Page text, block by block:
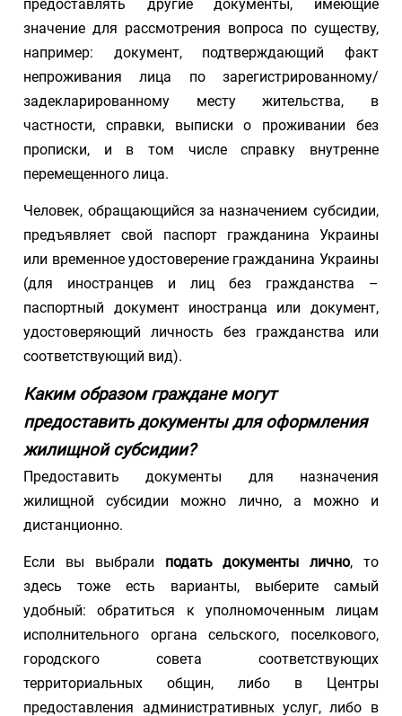
предоставлять другие документы, имеющие
значение для рассмотрения вопроса по существу,
например: документ, подтверждающий факт
непроживания лица по зарегистрированному/
задекларированному месту жительства, в
частности, справки, выписки о проживании без
прописки, и в том числе справку внутренне
перемещенного лица.
Человек, обращающийся за назначением субсидии,
предъявляет свой паспорт гражданина Украины
или временное удостоверение гражданина Украины
(для иностранцев и лиц без гражданства –
паспортный документ иностранца или документ,
удостоверяющий личность без гражданства или
соответствующий вид).
Каким образом граждане могут
предоставить документы для оформления
жилищной субсидии?
Предоставить документы для назначения
жилищной субсидии можно лично, а можно и
дистанционно.
Если вы выбрали подать документы лично, то
здесь тоже есть варианты, выберите самый
удобный: обратиться к уполномоченным лицам
исполнительного органа сельского, поселкового,
городского совета соответствующих
территориальных общин, либо в Центры
предоставления административных услуг, либо в